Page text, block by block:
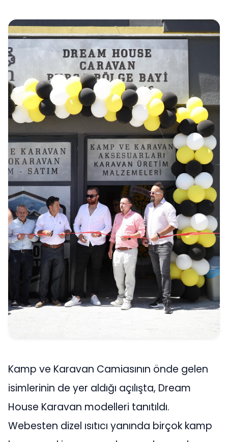
Kamp ve Karavan Camiasının önde gelen
isimlerinin de yer aldığı açılışta, Dream
House Karavan modelleri tanıtıldı.
Webesten dizel ısıtıcı yanında birçok kamp